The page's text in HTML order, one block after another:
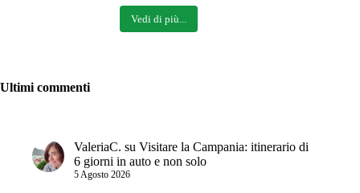
Vedi di più...
Ultimi commenti
ValeriaC. su Visitare la Campania: itinerario di
6 giorni in auto e non solo
5 Agosto 2026